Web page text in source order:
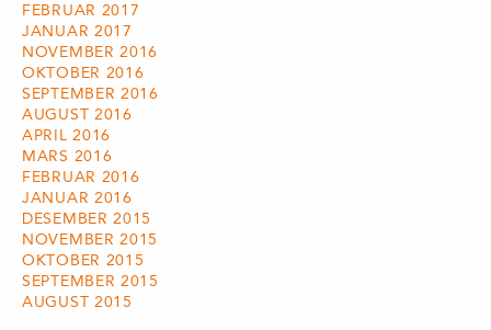
FEBRUAR 2017
JANUAR 2017
NOVEMBER 2016
OKTOBER 2016
SEPTEMBER 2016
AUGUST 2016
APRIL 2016
MARS 2016
FEBRUAR 2016
JANUAR 2016
DESEMBER 2015
NOVEMBER 2015
OKTOBER 2015
SEPTEMBER 2015
AUGUST 2015